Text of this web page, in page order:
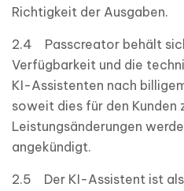
Richtigkeit der Ausgaben.
2.4 Passcreator behält
Verfügbarkeit und die
KI-Assistenten nach
soweit dies für den
Leistungsänderungen
angekündigt.
2.5 Der KI-Assistent ist